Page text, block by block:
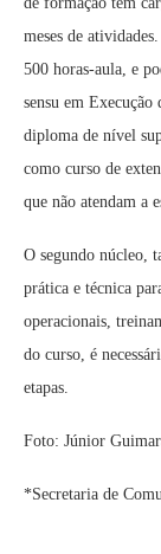
meses de
500 horas-aula, e
sensu em Execução
diploma de nível
como curso de
que não atendam a
O segundo núcleo,
prática e técnica
operacionais,
do curso, é
etapas.
Foto: Júnior
*Secretaria de